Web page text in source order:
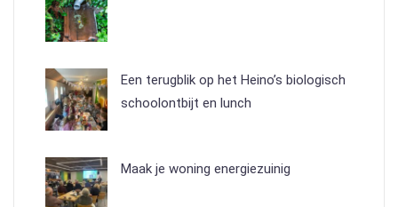
Een terugblik op het Heino’s biologisch
schoolontbijt en lunch
Maak je woning energiezuinig